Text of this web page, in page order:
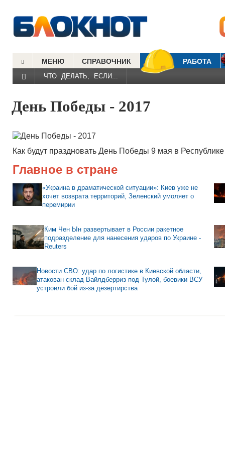
МЕНЮ СПРАВОЧНИК РАБОТА
ЧТО ДЕЛАТЬ, ЕСЛИ...
День Победы - 2017
Как будут праздновать День Победы 9 мая в
Главное в стране
«Украина в драматической ситуации»: Киев уже не
хочет возврата территорий, Зеленский умоляет о
перемирии
Ким Чен Ын развертывает в России ракетное
подразделение для нанесения ударов по Украине -
Reuters
Новости СВО: удар по логистике в Киевской области,
атакован склад Вайлдберриз под Тулой, боевики ВСУ
устроили бой из-за дезертирства